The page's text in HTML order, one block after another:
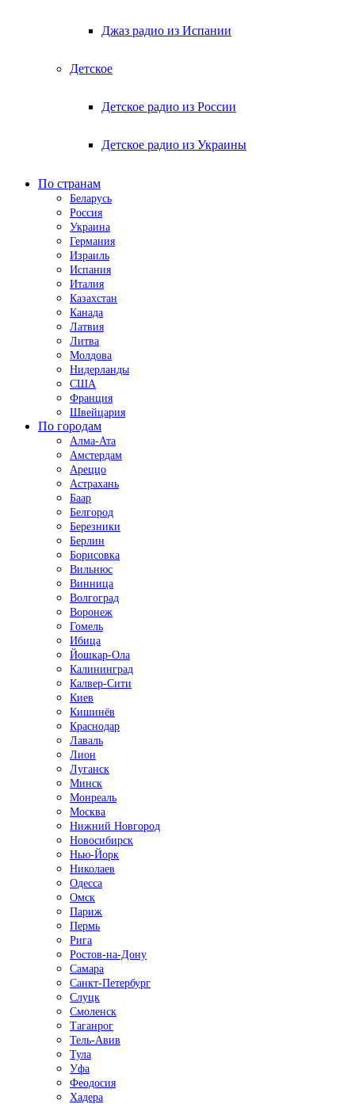
Джаз радио из Испании
Детское
Детское радио из России
Детское радио из Украины
По странам
Беларусь
Россия
Украина
Германия
Израиль
Испания
Италия
Казахстан
Канада
Латвия
Литва
Молдова
Нидерланды
США
Франция
Швейцария
По городам
Алма-Ата
Амстердам
Ареццо
Астрахань
Баар
Белгород
Березники
Берлин
Борисовка
Вильнюс
Винница
Волгоград
Воронеж
Гомель
Ибица
Йошкар-Ола
Калининград
Калвер-Сити
Киев
Кишинёв
Краснодар
Лаваль
Лион
Луганск
Минск
Монреаль
Москва
Нижний Новгород
Новосибирск
Нью-Йорк
Николаев
Одесса
Омск
Париж
Пермь
Рига
Ростов-на-Дону
Самара
Санкт-Петербург
Слуцк
Смоленск
Таганрог
Тель-Авив
Тула
Уфа
Феодосия
Хадера